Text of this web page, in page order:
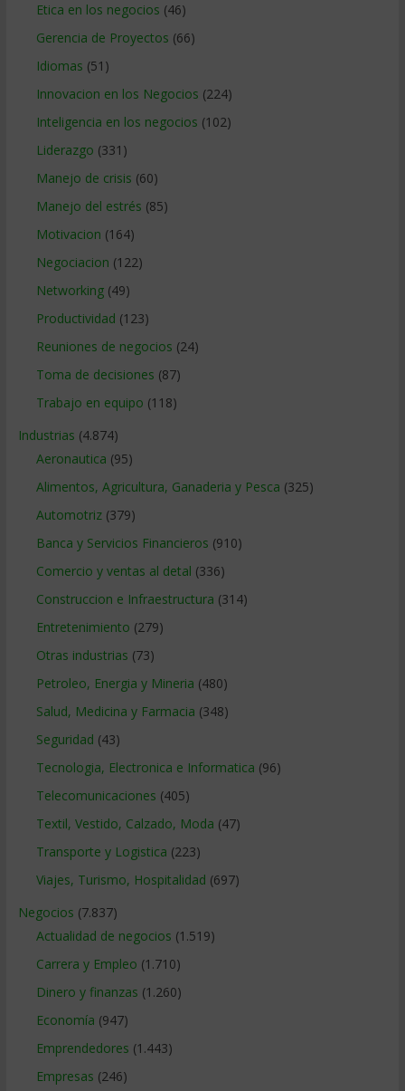
Etica en los negocios (46)
Gerencia de Proyectos (66)
Idiomas (51)
Innovacion en los Negocios (224)
Inteligencia en los negocios (102)
Liderazgo (331)
Manejo de crisis (60)
Manejo del estrés (85)
Motivacion (164)
Negociacion (122)
Networking(49)
Productividad (123)
Reuniones de negocios (24)
Toma de decisiones (87)
Trabajo en equipo (118)
Industrias (4.874)
Aeronautica (95)
Alimentos, Agricultura, Ganaderia y Pesca (325)
Automotriz(379)
Banca y Servicios Financieros (910)
Comercio y ventas al detal (336)
Construccion e Infraestructura (314)
Entretenimiento (279)
Otras industrias (73)
Petroleo, Energia y Mineria (480)
Salud, Medicina y Farmacia (348)
Seguridad (43)
Tecnologia, Electronica e Informatica (96)
Telecomunicaciones (405)
Textil, Vestido, Calzado, Moda (47)
Transporte y Logistica (223)
Viajes, Turismo, Hospitalidad (697)
Negocios (7.837)
Actualidad de negocios (1.519)
Carrera y Empleo (1.710)
Dinero y finanzas (1.260)
Economía (947)
Emprendedores (1.443)
Empresas (246)